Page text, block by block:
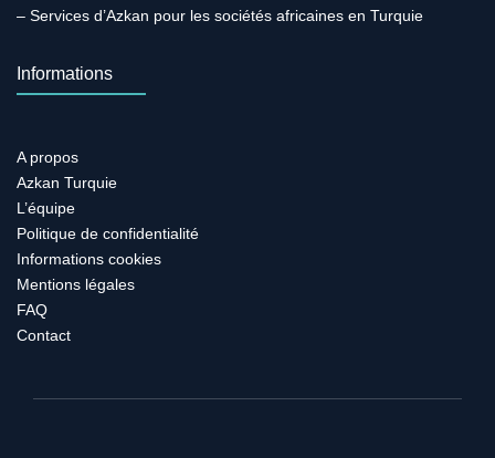
– Services d’Azkan pour les sociétés africaines en Turquie
Informations
A propos
Azkan Turquie
L’équipe
Politique de confidentialité
Informations cookies
Mentions légales
FAQ
Contact